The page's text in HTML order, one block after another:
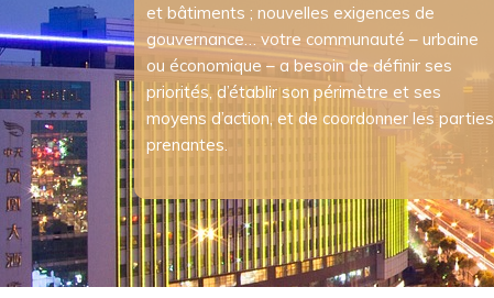
et bâtiments ; nouvelles exigences de
gouvernance… votre communauté – urbaine
ou économique – a besoin de définir ses
priorités, d’établir son périmètre et ses
moyens d’action, et de coordonner les parties
prenantes.